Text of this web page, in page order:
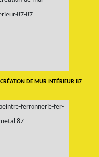
CRÉATION DE MUR INTÉRIEUR 87